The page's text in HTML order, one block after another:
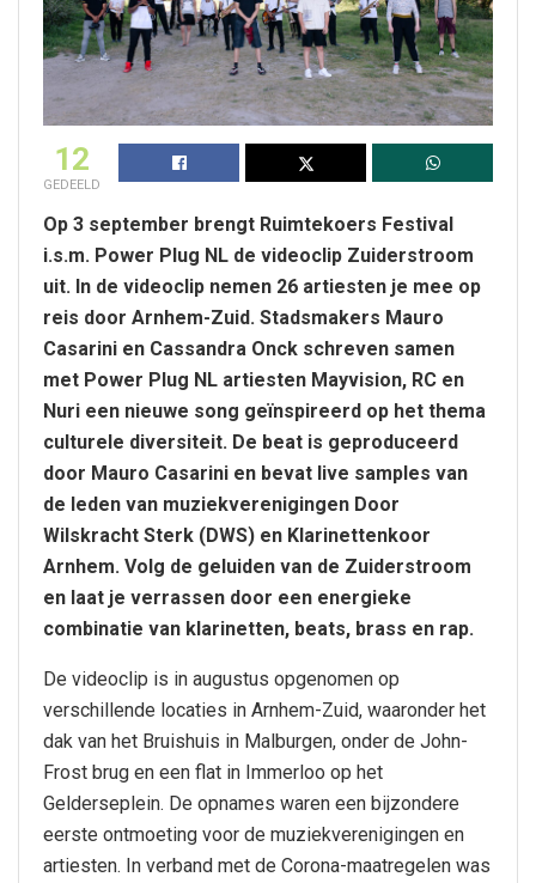
12
GEDEELD
Op 3 september brengt Ruimtekoers Festival
i.s.m. Power Plug NL de videoclip Zuiderstroom
uit. In de videoclip nemen 26 artiesten je mee op
reis door Arnhem-Zuid. Stadsmakers Mauro
Casarini en Cassandra Onck schreven samen
met Power Plug NL artiesten Mayvision, RC en
Nuri een nieuwe song geïnspireerd op het thema
culturele diversiteit. De beat is geproduceerd
door Mauro Casarini en bevat live samples van
de leden van muziekverenigingen Door
Wilskracht Sterk (DWS) en Klarinettenkoor
Arnhem. Volg de geluiden van de Zuiderstroom
en laat je verrassen door een energieke
combinatie van klarinetten, beats, brass en rap.
De videoclip is in augustus opgenomen op
verschillende locaties in Arnhem-Zuid, waaronder het
dak van het Bruishuis in Malburgen, onder de John-
Frost brug en een flat in Immerloo op het
Gelderseplein. De opnames waren een bijzondere
eerste ontmoeting voor de muziekverenigingen en
artiesten. In verband met de Corona-maatregelen was